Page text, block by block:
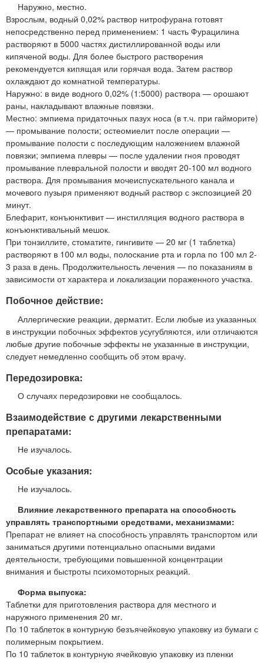
Наружно, местно.
Взрослым, водный 0,02% раствор нитрофурана готовят
непосредственно перед применением: 1 часть Фурацилина
растворяют в 5000 частях дистиллированной воды или
кипяченой воды. Для более быстрого растворения
рекомендуется кипящая или горячая вода. Затем раствор
охлаждают до комнатной температуры.
Наружно: в виде водного 0,02% (1:5000) раствора — орошают
раны, накладывают влажные повязки.
Местно: эмпиема придаточных пазух носа (в т.ч. при гайморите)
— промывание полости; остеомиелит после операции —
промывание полости с последующим наложением влажной
повязки; эмпиема плевры — после удалении гноя проводят
промывание плевральной полости и вводят 20-100 мл водного
раствора. Для промывания мочеиспускательного канала и
мочевого пузыря применяют водный раствор с экспозицией 20
минут.
Блефарит, конъюнктивит — инстилляция водного раствора в
конъюнктивальный мешок.
При тонзиллите, стоматите, гингивите — 20 мг (1 таблетка)
растворяют в 100 мл воды, полоскание рта и горла по 100 мл 2-
3 раза в день. Продолжительность лечения — по показаниям в
зависимости от характера и локализации пораженного участка.
Побочное действие:
Аллергические реакции, дерматит. Если любые из указанных
в инструкции побочных эффектов усугубляются, или отличаются
любые другие побочные эффекты не указанные в инструкции,
следует немедленно сообщить об этом врачу.
Передозировка:
О случаях передозировки не сообщалось.
Взаимодействие с другими лекарственными
препаратами:
Не изучалось.
Особые указания:
Не изучалось.
Влияние лекарственного препарата на способность
управлять транспортными средствами, механизмами:
Препарат не влияет на способность управлять транспортом или
заниматься другими потенциально опасными видами
деятельности, требующими повышенной концентрации
внимания и быстроты психомоторных реакций.
Форма выпуска:
Таблетки для приготовления раствора для местного и
наружного применения 20 мг.
По 10 таблеток в контурную безъячейковую упаковку из бумаги с
полимерным покрытием.
По 10 таблеток в контурную ячейковую упаковку из пленки